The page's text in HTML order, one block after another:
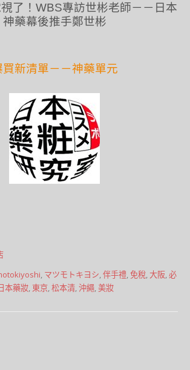
了！WBS專訪世彬老師－－日本
神藥幕後推手鄭世彬
買新清單－－神藥單元
, マツモトキヨシ,伴手禮,免稅,大阪,必
本藥妝, 東京,松本清, 沖繩,美妝